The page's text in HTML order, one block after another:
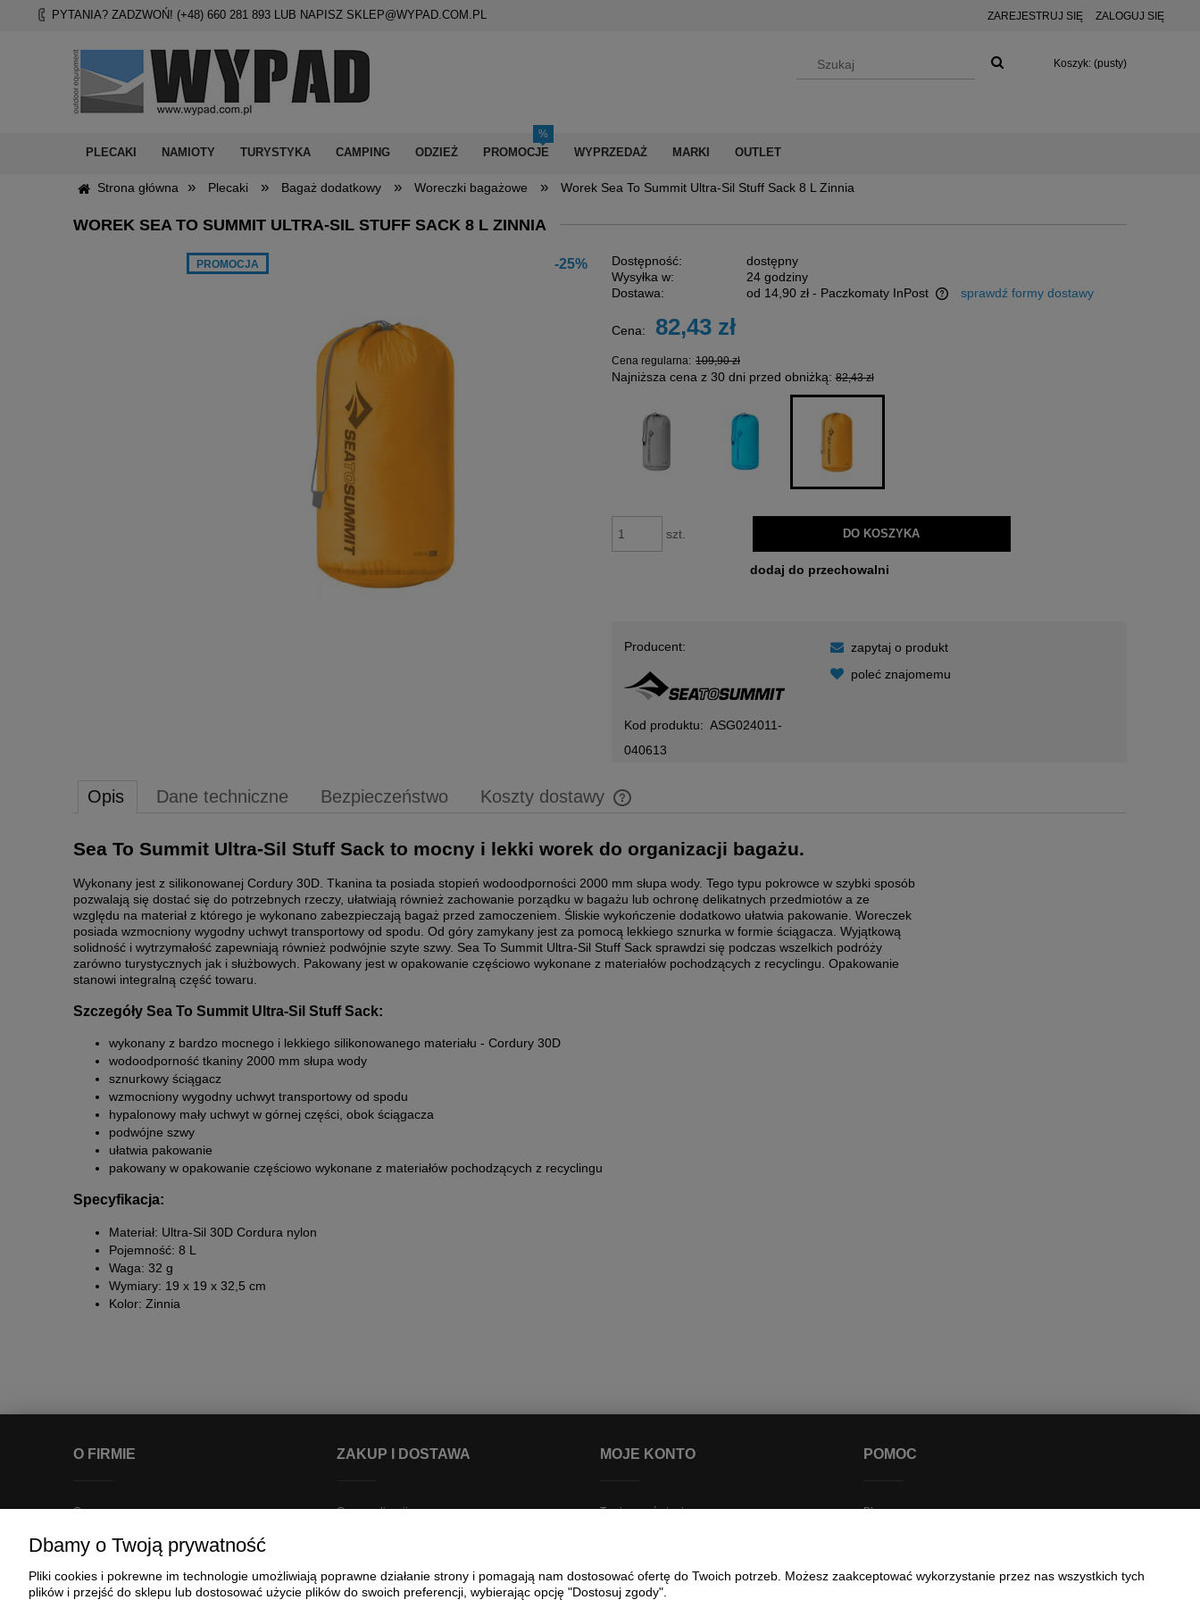
PYTANIA? ZADZWOŃ! (+48) 660 281 893 LUB NAPISZ SKLEP@WYPAD.COM.PL ZAREJESTRUJ SIĘ ZALOGUJ SIĘ
Koszyk: (pusty)
PLECAKI NAMIOTY TURYSTYKA CAMPING ODZIEŻ PROMOCJE WYPRZEDAŻ MARKI OUTLET
Strona główna » Plecaki » Bagaż dodatkowy » Woreczki bagażowe » Worek Sea To Summit Ultra-Sil Stuff Sack 8 L Zinnia
WOREK SEA TO SUMMIT ULTRA-SIL STUFF SACK 8 L ZINNIA
PROMOCJA -25% Dostępność:
dostępny
Wysyłka w:
24 godziny
Dostawa:
od 14,90 zł - Paczkomaty InPost
Cena nie zawiera ewentualnych kosztów
sprawdź formy dostawy
Cena: 82,43 zł
Cena regularna: 109,90 zł
Najniższa cena z 30 dni przed obniżką:82,43 zł
szt. DO KOSZYKA
dodaj do przechowalni
Producent:
Kod produktu: ASG024011-
040613
zapytaj o produkt
poleć znajomemu
Opis Dane techniczne Bezpieczeństwo Koszty dostawy
Cena nie zawiera ewentualnych kosztów
płatności
Sea To Summit Ultra-Sil Stuff Sack to mocny i lekki worek do organizacji bagażu.
Wykonany jest z silikonowanej Cordury 30D. Tkanina ta posiada stopień wodoodporności 2000 mm słupa wody. Tego typu pokrowce w szybki sposób
pozwalają się dostać się do potrzebnych rzeczy, ułatwiają również zachowanie porządku w bagażu lub ochronę delikatnych przedmiotów a ze
względu na materiał z którego je wykonano zabezpieczają bagaż przed zamoczeniem. Śliskie wykończenie dodatkowo ułatwia pakowanie. Woreczek
posiada wzmocniony wygodny uchwyt transportowy od spodu. Od góry zamykany jest za pomocą lekkiego sznurka w formie ściągacza. Wyjątkową
solidność i wytrzymałość zapewniają również podwójnie szyte szwy. Sea To Summit Ultra-Sil Stuff Sack sprawdzi się podczas wszelkich podróży
zarówno turystycznych jak i służbowych. Pakowany jest w opakowanie częściowo wykonane z materiałów pochodzących z recyclingu. Opakowanie
stanowi integralną część towaru.
Szczegóły Sea To Summit Ultra-Sil Stuff Sack:
wykonany z bardzo mocnego i lekkiego silikonowanego materiału - Cordury 30D
wodoodporność tkaniny 2000 mm słupa wody
sznurkowy ściągacz
wzmocniony wygodny uchwyt transportowy od spodu
hypalonowy mały uchwyt w górnej części, obok ściągacza
podwójne szwy
ułatwia pakowanie
pakowany w opakowanie częściowo wykonane z materiałów pochodzących z recyclingu
Specyfikacja:
Materiał: Ultra-Sil 30D Cordura nylon
Pojemność: 8 L
Waga: 32 g
Wymiary: 19 x 19 x 32,5 cm
Kolor: Zinnia
O FIRMIE
O nas
Regulaminy
Polityka prywatności
ZAKUP I DOSTAWA
Czas realizacji
Płatności
MOJE KONTO
Twoje zamówienia
Śledzenie przesyłek
POMOC
Blog
Status zamówienia
Dbamy o Twoją prywatność
Pliki cookies i pokrewne im technologie umożliwiają poprawne działanie strony i pomagają nam dostosować ofertę do Twoich potrzeb. Możesz zaakceptować wykorzystanie przez nas wszystkich tych
plików i przejść do sklepu lub dostosować użycie plików do swoich preferencji, wybierając opcję "Dostosuj zgody".